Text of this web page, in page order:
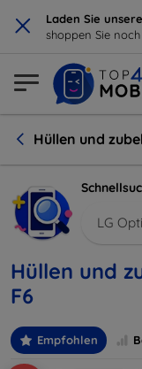
× Laden Sie
shoppen Sie
Hüllen und
LG
Hüllen und
F6
Empfohlen